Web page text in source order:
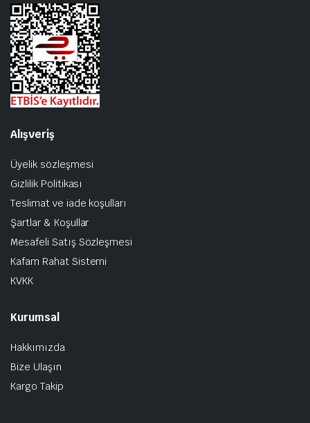
Alışveriş
Üyelik sözleşmesi
Gizlilik Politikası
Teslimat ve iade koşulları
Şartlar & Koşullar
Mesafeli Satış Sözleşmesi
Kafam Rahat Sistemi
KVKK
Kurumsal
Hakkımızda
Bize Ulaşın
Kargo Takip